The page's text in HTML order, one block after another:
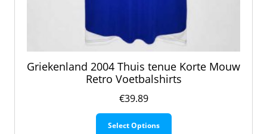
Griekenland 2004 Thuis tenue Korte Mouw
Retro Voetbalshirts
€39.89
Select Options
Dit